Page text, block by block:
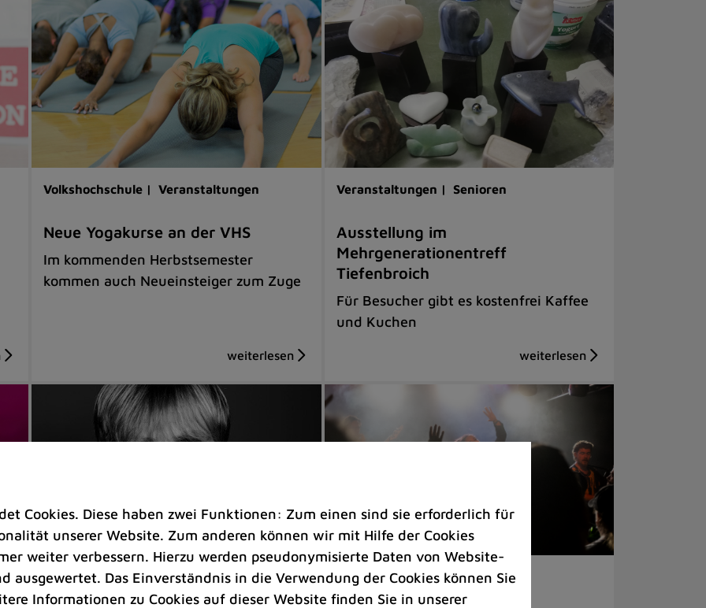
Volkshochschule | Veranstaltungen
Neue Yogakurse an der VHS
Im kommenden Herbstsemester
kommen auch Neueinsteiger zum Zuge
Veranstaltungen | Senioren
Ausstellung im
Mehrgenerationentreff
Tiefenbroich
Für Besucher gibt es kostenfrei Kaffee
und Kuchen
Veranstaltungen Veranstaltungen
Cookies. Diese haben zwei Funktionen: Zum einen sind sie erforderlich für
unserer Website. Zum anderen können wir mit Hilfe der Cookies
weiter verbessern. Hierzu werden pseudonymisierte Daten von Website-
ausgewertet. Das Einverständnis in die Verwendung der Cookies können Sie
Informationen zu Cookies auf dieser Website finden Sie in unserer